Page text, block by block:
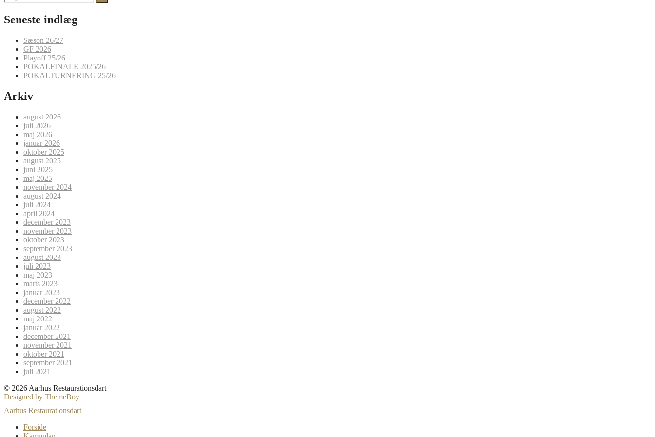
efter:
Seneste indlæg
Sæson 26/27
GF 2026
Playoff 25/26
POKALFINALE 2025/26
POKALTURNERING 25/26
Arkiv
august 2026
juli 2026
maj 2026
januar 2026
oktober 2025
august 2025
juni 2025
maj 2025
november 2024
august 2024
juli 2024
april 2024
december 2023
november 2023
oktober 2023
september 2023
august 2023
juli 2023
maj 2023
marts 2023
januar 2023
december 2022
august 2022
maj 2022
januar 2022
december 2021
november 2021
oktober 2021
september 2021
juli 2021
© 2026 Aarhus Restaurationsdart
Designed by ThemeBoy
Aarhus Restaurationsdart
Forside